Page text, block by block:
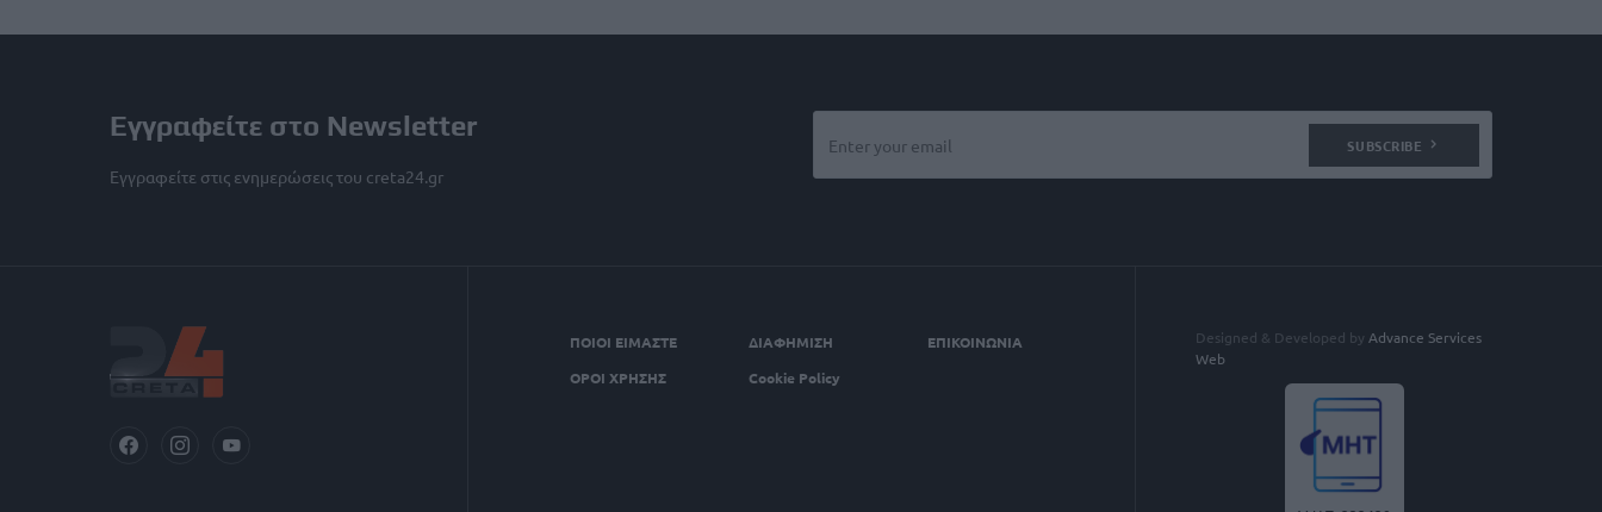
Εγγραφείτε στο Newsletter
Εγγραφείτε στις ενημερώσεις του creta24.gr
SUBSCRIBE
ΠΟΙΟΙ ΕΙΜΑΣΤΕ ΔΙΑΦΗΜΙΣΗ
ΕΠΙΚΟΙΝΩΝΙΑ
ΟΡΟΙ ΧΡΗΣΗΣ
Cookie Policy
Designed & Developed by Advance Services
Web